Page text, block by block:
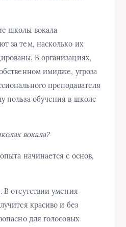
школы вокала
за тем, насколько их
В организациях,
имидже, угроза
преподавателя
польза обучения в школе
вокала?
начинается с основ,
В отсутствии умения
красиво и без
для голосовых